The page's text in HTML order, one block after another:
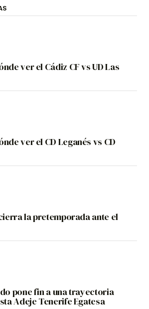
ver el Cádiz CF vs UD Las
ver el CD Leganés vs CD
la pretemporada ante el
pone fin a una trayectoria
Adeje Tenerife Egatesa